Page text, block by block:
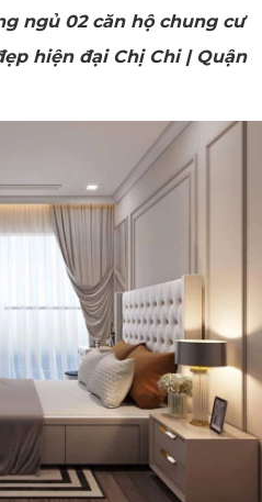
ngủ 02 căn hộ chung cư
hiện đại Chị Chi | Quận